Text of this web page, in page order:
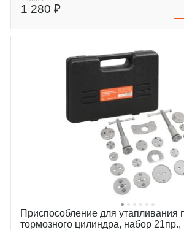
1 280 ₽
Приспособление для утапливания
тормозного цилиндра, набор 21пр.,